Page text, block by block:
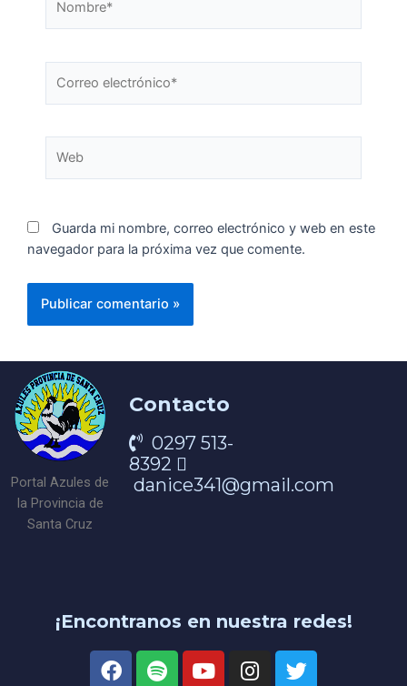
Guarda mi nombre, correo electrónico y web en este
navegador para la próxima vez que comente.
Portal Azules de
la Provincia de
Santa Cruz
Contacto
0297 513-
8392
danice341@gmail.com
¡Encontranos en nuestra redes!